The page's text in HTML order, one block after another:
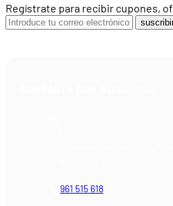
Regístrate para recibir cupones,
961 515 618